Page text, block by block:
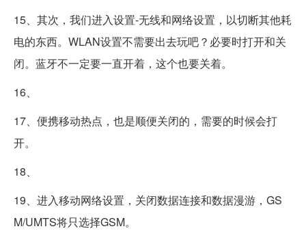
15、其次，我们进入设置-无线和网络设置，以切断其他耗
电的东西。WLAN设置不需要出去玩吧？必要时打开和关
闭。蓝牙不一定要一直开着，这个也要关着。
16、
17、便携移动热点，也是顺便关闭的，需要的时候会打
开。
18、
19、进入移动网络设置，关闭数据连接和数据漫游，GS
M/UMTS将只选择GSM。